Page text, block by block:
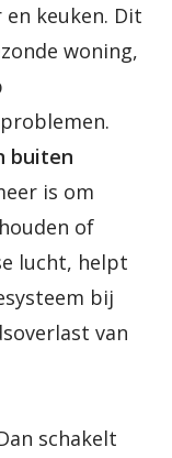
keuken. Dit
woning,
buiten
is om
of
lucht, helpt
bij
van
schakelt